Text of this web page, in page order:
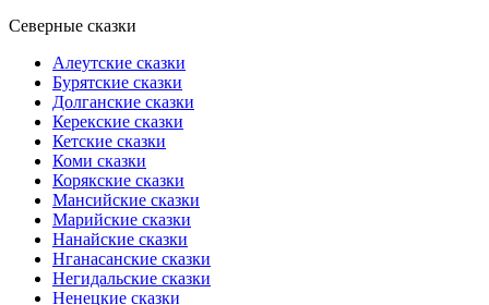
Северные сказки
Алеутские сказки
Бурятские сказки
Долганские сказки
Керекские сказки
Кетские сказки
Коми сказки
Корякские сказки
Мансийские сказки
Марийские сказки
Нанайские сказки
Нганасанские сказки
Негидальские сказки
Ненецкие сказки